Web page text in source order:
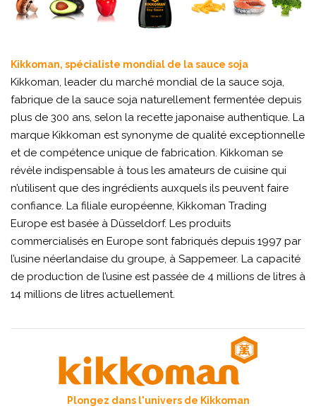
Kikkoman, spécialiste mondial de la sauce soja
Kikkoman, leader du marché mondial de la sauce soja,
fabrique de la sauce soja naturellement fermentée depuis
plus de 300 ans, selon la recette japonaise authentique. La
marque Kikkoman est synonyme de qualité exceptionnelle
et de compétence unique de fabrication. Kikkoman se
révèle indispensable à tous les amateurs de cuisine qui
n’utilisent que des ingrédients auxquels ils peuvent faire
confiance. La filiale européenne, Kikkoman Trading
Europe est basée à Düsseldorf. Les produits
commercialisés en Europe sont fabriqués depuis 1997 par
l’usine néerlandaise du groupe, à Sappemeer. La capacité
de production de l’usine est passée de 4 millions de litres à
14 millions de litres actuellement.
Plongez dans l'univers de Kikkoman